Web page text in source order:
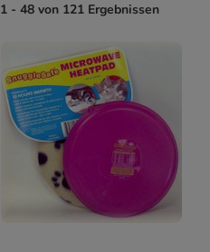
1 - 48 von 121 Ergebnissen